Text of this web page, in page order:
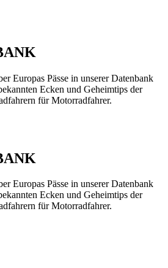
Europas Pässe in unserer Datenbank
Ecken und Geheimtips der
für Motorradfahrer.
Europas Pässe in unserer Datenbank
Ecken und Geheimtips der
für Motorradfahrer.